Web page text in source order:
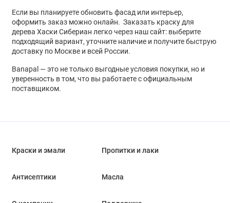
Если вы планируете обновить фасад или интерьер,
оформить заказ можно онлайн. Заказать краску для
дерева Хаски Сибериан легко через наш сайт: выберите
подходящий вариант, уточните наличие и получите быструю
доставку по Москве и всей России.
Banapal — это не только выгодные условия покупки, но и
уверенность в том, что вы работаете с официальным
поставщиком.
Краски и эмали Пропитки и лаки
Антисептики Масла